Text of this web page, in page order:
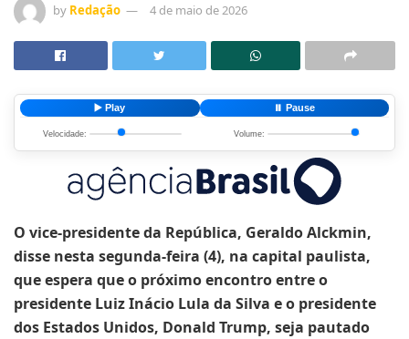
by Redação 4 de maio de 2026
▶️ Play ⏸️ Pause
Velocidade: Volume:
O vice-presidente da República, Geraldo Alckmin,
disse nesta segunda-feira (4), na capital paulista,
que espera que o próximo encontro entre o
presidente Luiz Inácio Lula da Silva e o presidente
dos Estados Unidos, Donald Trump, seja pautado